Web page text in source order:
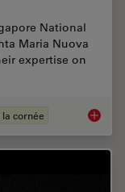
National
Maria Nuova
expertise on
cornée Clinical